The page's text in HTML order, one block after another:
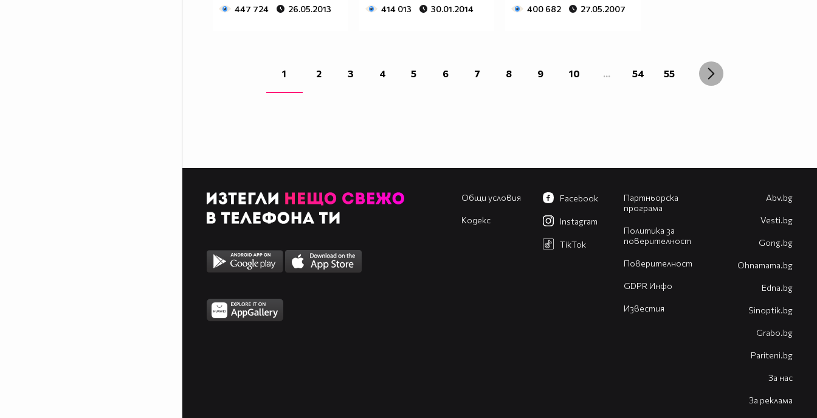
447 724 26.05.2013 414 013 30.01.2014 400 682 27.05.2007
1 2 3 4 5 6 7 8 9 10 ... 54 55
Общи условия
Кодекс
Партньорска
програма
Политика за
поверителност
Поверителност
GDPR Инфо
Известия
Facebook
Instagram
TikTok
Abv.bg
Vesti.bg
Gong.bg
Оhnamama.bg
Edna.bg
Sinoptik.bg
Grabo.bg
Pariteni.bg
За нас
За реклама